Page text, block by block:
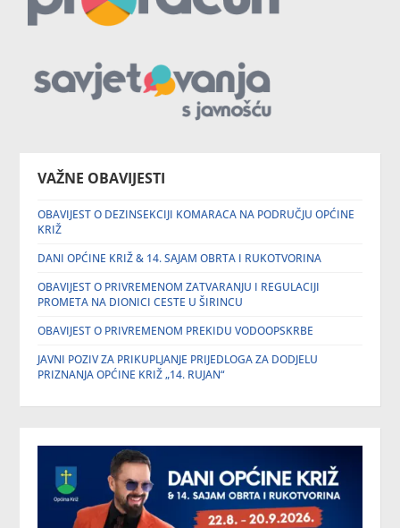
VAŽNE OBAVIJESTI
OBAVIJEST O DEZINSEKCIJI KOMARACA NA PODRUČJU OPĆINE
KRIŽ
DANI OPĆINE KRIŽ & 14. SAJAM OBRTA I RUKOTVORINA
OBAVIJEST O PRIVREMENOM ZATVARANJU I REGULACIJI
PROMETA NA DIONICI CESTE U ŠIRINCU
OBAVIJEST O PRIVREMENOM PREKIDU VODOOPSKRBE
JAVNI POZIV ZA PRIKUPLJANJE PRIJEDLOGA ZA DODJELU
PRIZNANJA OPĆINE KRIŽ „14. RUJAN“